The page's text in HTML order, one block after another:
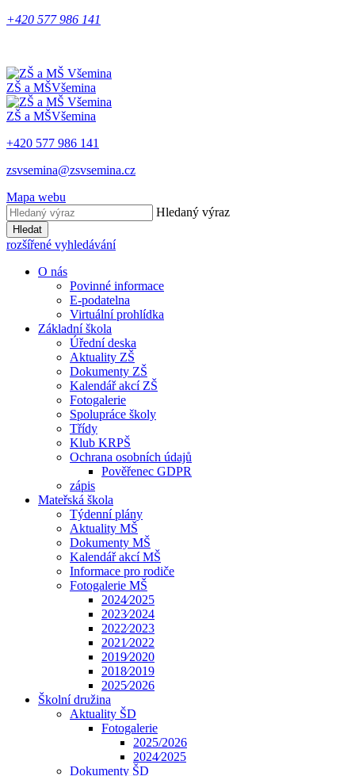
+420 577 986 141
ZŠ a MŠVšemina
ZŠ a MŠVšemina
+420 577 986 141
zsvsemina@zsvsemina.cz
Mapa webu
Hledaný výraz
Hledat
rozšířené vyhledávání
O nás
Povinné informace
E-podatelna
Virtuální prohlídka
Základní škola
Úřední deska
Aktuality ZŠ
Dokumenty ZŠ
Kalendář akcí ZŠ
Fotogalerie
Spolupráce školy
Třídy
Klub KRPŠ
Ochrana osobních údajů
Pověřenec GDPR
zápis
Mateřská škola
Týdenní plány
Aktuality MŠ
Dokumenty MŠ
Kalendář akcí MŠ
Informace pro rodiče
Fotogalerie MŠ
2024⁄2025
2023⁄2024
2022⁄2023
2021⁄2022
2019⁄2020
2018⁄2019
2025⁄2026
Školní družina
Aktuality ŠD
Fotogalerie
2025/2026
2024⁄2025
Dokumenty ŠD